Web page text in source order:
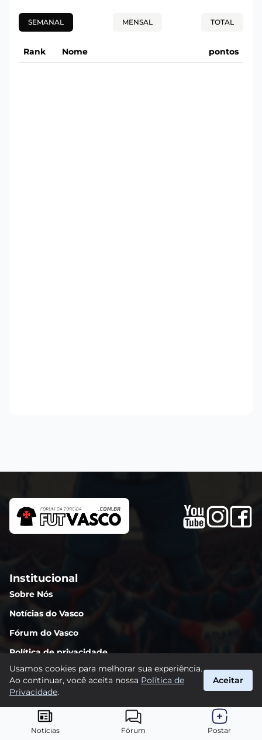
Notícias Fórum Postar
SEMANAL MENSAL TOTAL
Rank Nome pontos
Institucional
Sobre Nós
Notícias do Vasco
Fórum do Vasco
Política de privacidade
Regras da comunidade
Fale conosco
Páginas
Usamos cookies para melhorar sua experiência.
Ao continuar, você aceita nossa Política de
Privacidade.
Aceitar